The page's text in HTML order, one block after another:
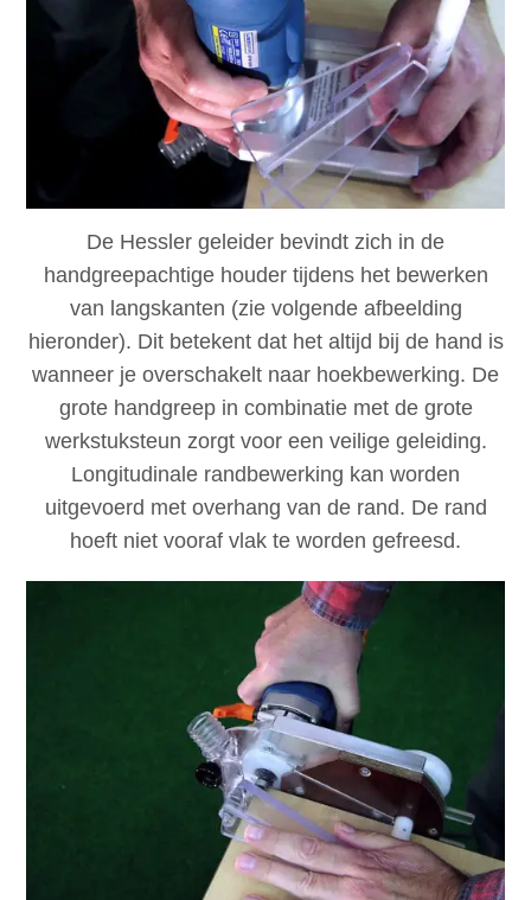
De Hessler geleider bevindt zich in de
handgreepachtige houder tijdens het bewerken
van langskanten (zie volgende afbeelding
hieronder). Dit betekent dat het altijd bij de hand is
wanneer je overschakelt naar hoekbewerking. De
grote handgreep in combinatie met de grote
werkstuksteun zorgt voor een veilige geleiding.
Longitudinale randbewerking kan worden
uitgevoerd met overhang van de rand. De rand
hoeft niet vooraf vlak te worden gefreesd.